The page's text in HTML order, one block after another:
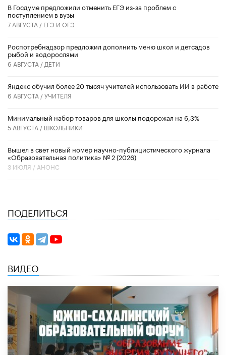
В Госдуме предложили отменить ЕГЭ из-за проблем с
поступлением в вузы
7 АВГУСТА / ЕГЭ И ОГЭ
Роспотребнадзор предложил дополнить меню школ и детсадов
рыбой и водорослями
6 АВГУСТА / ДЕТИ
​Яндекс обучил более 20 тысяч учителей использовать ИИ в работе
6 АВГУСТА /УЧИТЕЛЯ
Минимальный набор товаров для школы подорожал на 6,3%
5 АВГУСТА / ШКОЛЬНИКИ
Вышел в свет новый номер научно-публицистического журнала
«Образовательная политика» № 2 (2026)
3 ИЮЛЯ / АНОНС
ПОДЕЛИТЬСЯ
ВИДЕО